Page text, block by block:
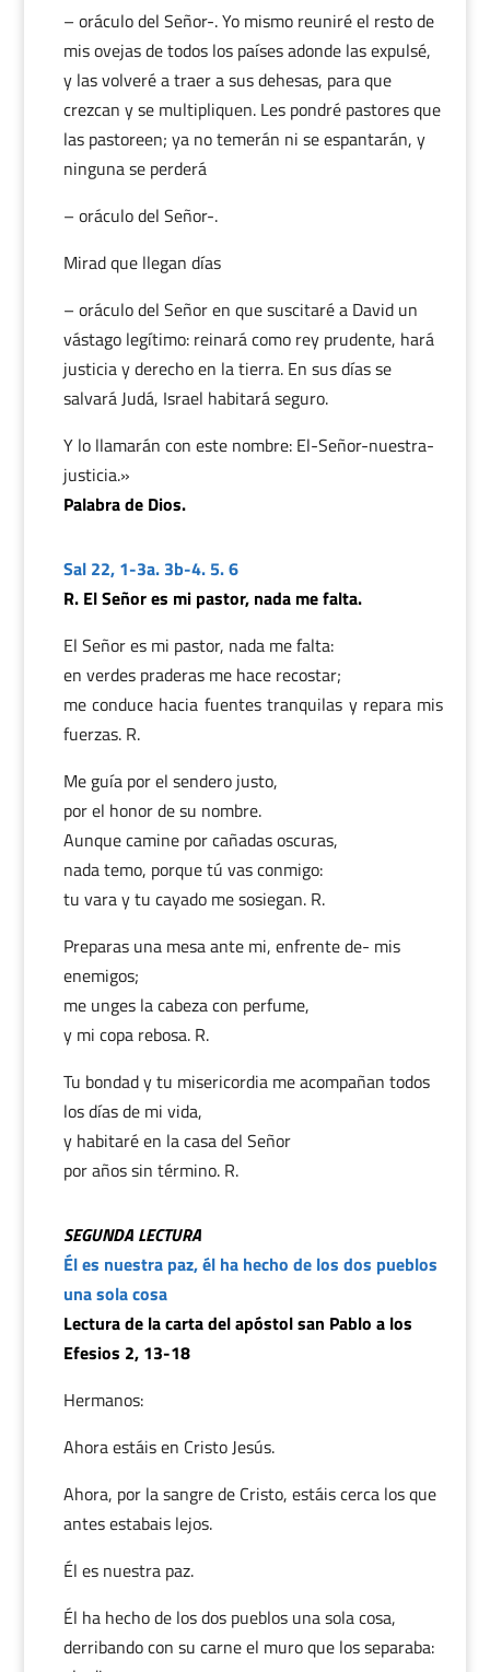
– oráculo del Señor-. Yo mismo reuniré el resto de
mis ovejas de todos los países adonde las expulsé,
y las volveré a traer a sus dehesas, para que
crezcan y se multipliquen. Les pondré pastores que
las pastoreen; ya no temerán ni se espantarán, y
ninguna se perderá
– oráculo del Señor-.
Mirad que llegan días
– oráculo del Señor en que suscitaré a David un
vástago legítimo: reinará como rey prudente, hará
justicia y derecho en la tierra. En sus días se
salvará Judá, Israel habitará seguro.
Y lo llamarán con este nombre: El-Señor-nuestra-
justicia.»
Palabra de Dios.
Sal 22, 1-3a. 3b-4. 5. 6
R. El Señor es mi pastor, nada me falta.
El Señor es mi pastor, nada me falta:
en verdes praderas me hace recostar;
me conduce hacia fuentes tranquilas y repara mis
fuerzas. R.
Me guía por el sendero justo,
por el honor de su nombre.
Aunque camine por cañadas oscuras,
nada temo, porque tú vas conmigo:
tu vara y tu cayado me sosiegan. R.
Preparas una mesa ante mi, enfrente de- mis
enemigos;
me unges la cabeza con perfume,
y mi copa rebosa. R.
Tu bondad y tu misericordia me acompañan todos
los días de mi vida,
y habitaré en la casa del Señor
por años sin término. R.
SEGUNDA LECTURA
Él es nuestra paz, él ha hecho de los dos pueblos
una sola cosa
Lectura de la carta del apóstol san Pablo a los
Efesios 2, 13-18
Hermanos:
Ahora estáis en Cristo Jesús.
Ahora, por la sangre de Cristo, estáis cerca los que
antes estabais lejos.
Él es nuestra paz.
Él ha hecho de los dos pueblos una sola cosa,
derribando con su carne el muro que los separaba: